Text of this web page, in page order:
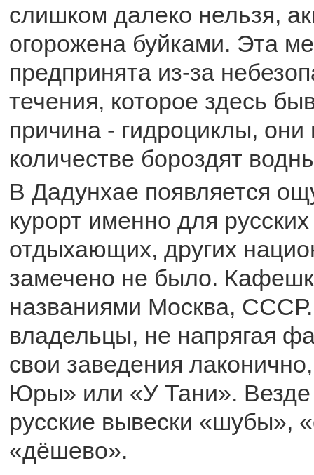
слишком далеко нельзя,
огорожена буйками. Эта
предпринята из-за
течения, которое здесь
причина - гидроциклы,
количестве бороздят
В Дадунхае появляется
курорт именно для
отдыхающих, других
замечено не было.
названиями Москва,
владельцы, не напрягая
свои заведения
Юры» или «У Тани».
русские вывески «шубы»,
«дёшево».